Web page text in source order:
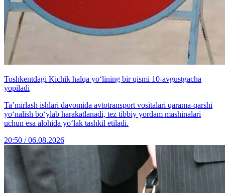
Toshkentdagi Kichik halqa yo‘lining bir qismi 10-avgustgacha
yopiladi
Ta’mirlash ishlari davomida avtotransport vositalari qarama-qarshi
yo‘nalish bo‘ylab harakatlanadi, tez tibbiy yordam mashinalari
uchun esa alohida yo‘lak tashkil etiladi.
20:50 / 06.08.2026